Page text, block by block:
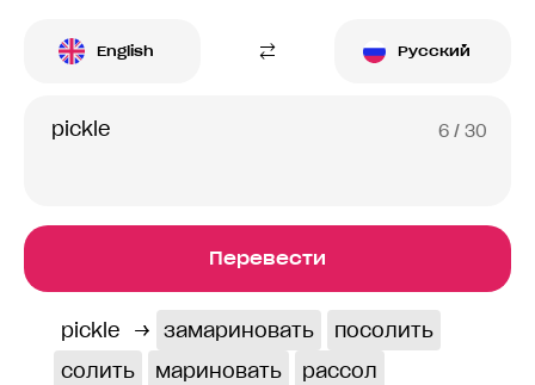
English Русский
6 / 30
Перевести
pickle → замариновать
посолить
солить
мариновать рассол